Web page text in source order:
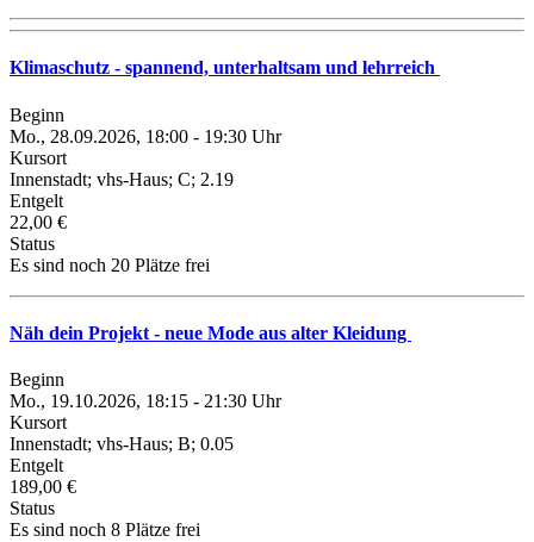
Klimaschutz - spannend, unterhaltsam und lehrreich
Beginn
Mo., 28.09.2026, 18:00 - 19:30 Uhr
Kursort
Innenstadt; vhs-Haus; C; 2.19
Entgelt
22,00 €
Status
Es sind noch 20 Plätze frei
Näh dein Projekt - neue Mode aus alter Kleidung
Beginn
Mo., 19.10.2026, 18:15 - 21:30 Uhr
Kursort
Innenstadt; vhs-Haus; B; 0.05
Entgelt
189,00 €
Status
Es sind noch 8 Plätze frei